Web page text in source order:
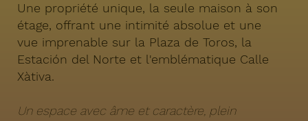
Une propriété unique, la seule maison à son
étage, offrant une intimité absolue et une
vue imprenable sur la Plaza de Toros, la
Estación del Norte et l'emblématique Calle
Xàtiva.
Un espace avec âme et caractère, plein